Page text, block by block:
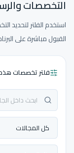
التخصصات
استخدم الفلتر لتحديد
القبول مباشرة على
فلتر تخصصات